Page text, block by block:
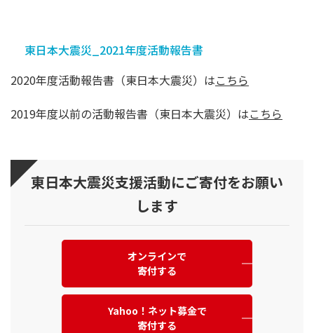
東日本大震災_2021年度活動報告書
2020年度活動報告書（東日本大震災）はこちら
2019年度以前の活動報告書（東日本大震災）はこちら
東日本大震災支援活動にご寄付をお願い
します
オンラインで
寄付する
Yahoo！ネット募金で
寄付する